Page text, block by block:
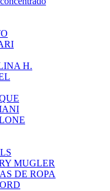
H.
MUGLER
DE ROPA